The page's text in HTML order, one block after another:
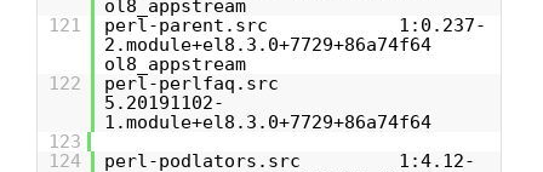
ol8_appstream
121
perl-parent.src 1:0.237-
2.module+el8.3.0+7729+86a74f64
ol8_appstream
122
perl-perlfaq.src
5.20191102-
1.module+el8.3.0+7729+86a74f64
123
124
perl-podlators.src 1:4.12-